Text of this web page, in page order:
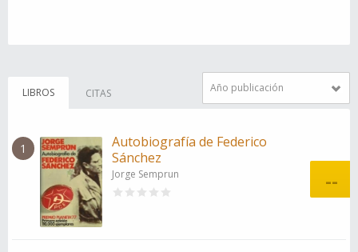
LIBROS CITAS Año publicación
1
Autobiografía de Federico
Sánchez
Jorge Semprun --